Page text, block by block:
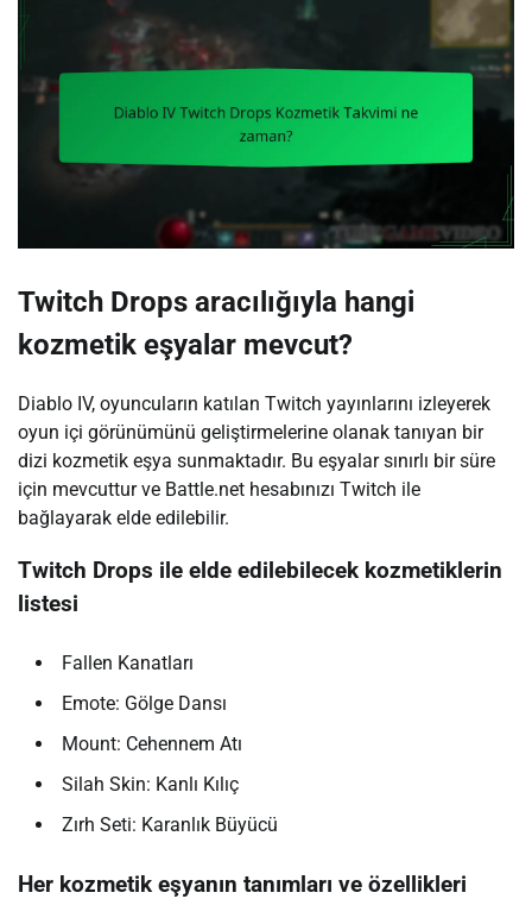
Twitch Drops aracılığıyla hangi
kozmetik eşyalar mevcut?
Diablo IV, oyuncuların katılan Twitch yayınlarını izleyerek
oyun içi görünümünü geliştirmelerine olanak tanıyan bir
dizi kozmetik eşya sunmaktadır. Bu eşyalar sınırlı bir süre
için mevcuttur ve Battle.net hesabınızı Twitch ile
bağlayarak elde edilebilir.
Twitch Drops ile elde edilebilecek kozmetiklerin
listesi
Fallen Kanatları
Emote: Gölge Dansı
Mount: Cehennem Atı
Silah Skin: Kanlı Kılıç
Zırh Seti: Karanlık Büyücü
Her kozmetik eşyanın tanımları ve özellikleri